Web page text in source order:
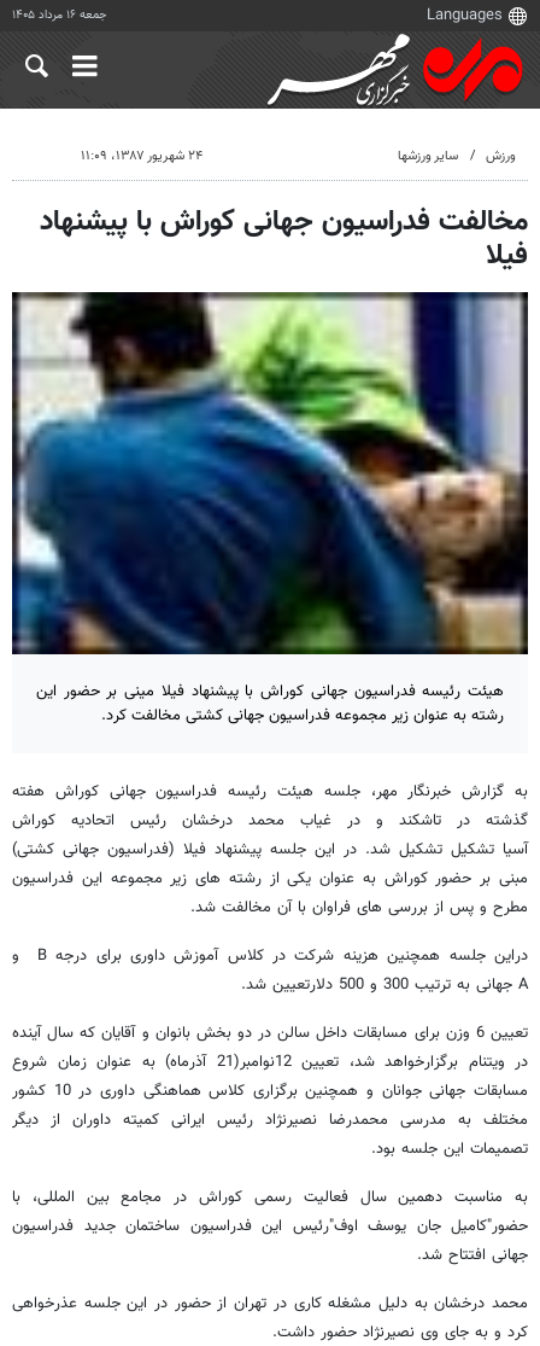
جمعه ۱۶ مرداد ۱۴۰۵
ورزش سایر ورزشها ۲۴ شهریور ۱۳۸۷، ۱۱:۰۹
مخالفت فدراسیون جهانی کوراش با پیشنهاد
فیلا
هیئت رئیسه فدراسیون جهانی کوراش با پیشنهاد فیلا مینی بر حضور این
رشته به عنوان زیر مجموعه فدراسیون جهانی کشتی مخالفت کرد.
به گزارش خبرنگار مهر، جلسه هیئت رئیسه فدراسیون جهانی کوراش هفته
گذشته در تاشکند و در غیاب محمد درخشان رئیس اتحادیه کوراش
آسیا تشکیل تشکیل شد. در این جلسه پیشنهاد فیلا (فدراسیون جهانی کشتی)
مبنی بر حضور کوراش به عنوان یکی از رشته های زیر مجموعه این فدراسیون
مطرح و پس از بررسی های فراوان با آن مخالفت شد.
دراین جلسه همچنین هزینه شرکت در کلاس آموزش داوری برای درجه B و
A جهانی به ترتیب 300 و 500 دلارتعیین شد.
تعیین 6 وزن برای مسابقات داخل سالن در دو بخش بانوان و آقایان که سال آینده
در ویتنام برگزارخواهد شد، تعیین 12نوامبر(21 آذرماه) به عنوان زمان شروع
مسابقات جهانی جوانان و همچنین برگزاری کلاس هماهنگی داوری در 10 کشور
مختلف به مدرسی محمدرضا نصیرنژاد رئیس ایرانی کمیته داوران از دیگر
تصمیمات این جلسه بود.
به مناسبت دهمین سال فعالیت رسمی کوراش در مجامع بین المللی، با
حضور"کامیل جان یوسف اوف"رئیس این فدراسیون ساختمان جدید فدراسیون
جهانی افتتاح شد.
محمد درخشان به دلیل مشغله کاری در تهران از حضور در این جلسه عذرخواهی
کرد و به جای وی نصیرنژاد حضور داشت.